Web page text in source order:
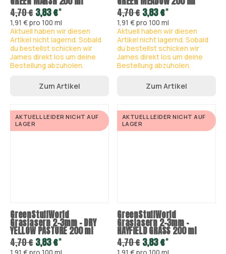
4,70 €3,83 €*
1,91 € pro 100 ml
Aktuell haben wir diesen
Artikel nicht lagernd. Sobald
du bestellst schicken wir
James direkt los um deine
Bestellung abzuholen.
Zum Artikel
4,70 €3,83 €*
1,91 € pro 100 ml
Aktuell haben wir diesen
Artikel nicht lagernd. Sobald
du bestellst schicken wir
James direkt los um deine
Bestellung abzuholen.
Zum Artikel
AKTUELL LEIDER NICHT AUF
LAGER
GreenStuffWorld
Grasfasern 2-3mm - DRY
YELLOW PASTURE 200 ml
4,70 €3,83 €*
AKTUELL LEIDER NICHT AUF
LAGER
GreenStuffWorld
Grasfasern 2-3mm -
HAYFIELD GRASS 200 ml
4,70 €3,83 €*